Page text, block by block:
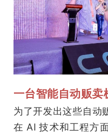
一台智能自动贩卖
为了开发出这些自动
在 AI 技术和工程方